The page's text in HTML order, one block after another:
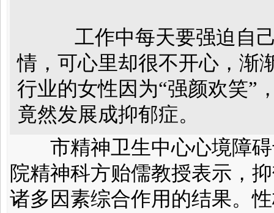
工作中每天要强迫自己
情，可心里却很不开心，渐
行业的女性因为“强颜欢笑”
竟然发展成抑郁症。
市精神卫生中心心境障碍
院精神科方贻儒教授表示，
诸多因素综合作用的结果。